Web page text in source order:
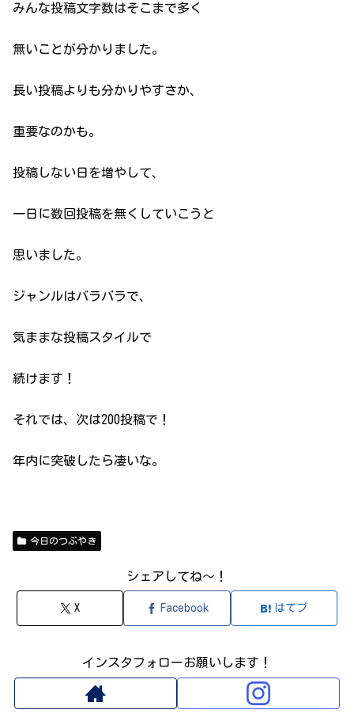
みんな投稿文字数はそこまで多く
無いことが分かりました。
長い投稿よりも分かりやすさか、
重要なのかも。
投稿しない日を増やして、
一日に数回投稿を無くしていこうと
思いました。
ジャンルはバラバラで、
気ままな投稿スタイルで
続けます！
それでは、次は200投稿で！
年内に突破したら凄いな。
今日のつぶやき
シェアしてね～！
X Facebook はてブ
インスタフォローお願いします！